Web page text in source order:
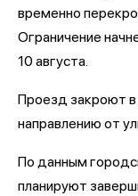
временно
Ограничение
10 августа.
Проезд закроют
направлению от
По данным
планируют